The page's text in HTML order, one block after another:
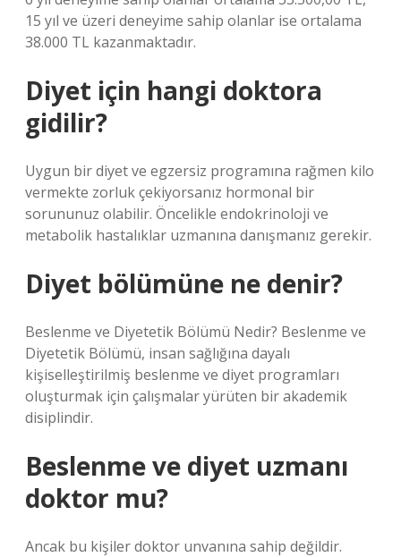
15 yıl ve üzeri deneyime sahip olanlar ise ortalama
38.000 TL kazanmaktadır.
Diyet için hangi doktora
gidilir?
Uygun bir diyet ve egzersiz programına rağmen kilo
vermekte zorluk çekiyorsanız hormonal bir
sorununuz olabilir. Öncelikle endokrinoloji ve
metabolik hastalıklar uzmanına danışmanız gerekir.
Diyet bölümüne ne denir?
Beslenme ve Diyetetik Bölümü Nedir? Beslenme ve
Diyetetik Bölümü, insan sağlığına dayalı
kişiselleştirilmiş beslenme ve diyet programları
oluşturmak için çalışmalar yürüten bir akademik
disiplindir.
Beslenme ve diyet uzmanı
doktor mu?
Ancak bu kişiler doktor unvanına sahip değildir.